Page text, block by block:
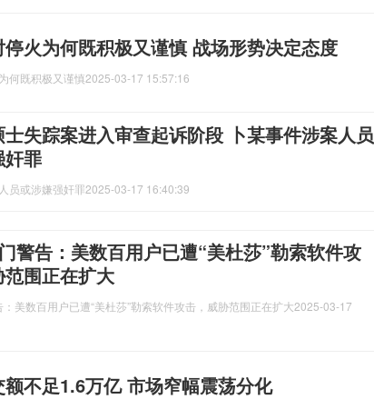
火为何既积极又谨慎 战场形势决定态度
何既积极又谨慎2025-03-17 15:57:16
失踪案进入审查起诉阶段 卜某事件涉案人员
奸罪
员或涉嫌强奸罪2025-03-17 16:40:39
警告：美数百用户已遭“美杜莎”勒索软件攻
围正在扩大
美数百用户已遭“美杜莎”勒索软件攻击，威胁范围正在扩大2025-03-17
不足1.6万亿 市场窄幅震荡分化